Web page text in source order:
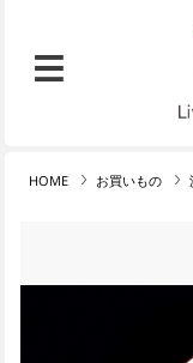
HOME お買いもの